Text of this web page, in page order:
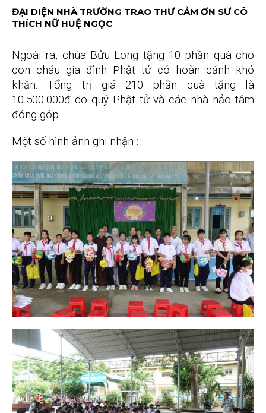
ĐẠI DIỆN NHÀ TRƯỜNG TRAO THƯ CẢM ƠN SƯ CÔ
THÍCH NỮ HUỆ NGỌC
Ngoài ra, chùa Bửu Long tặng 10 phần quà cho
con cháu gia đình Phật tử có hoàn cảnh khó
khăn. Tổng trị giá 210 phần quà tặng là
10.500.000đ do quý Phật tử và các nhà hảo tâm
đóng góp.
Một số hình ảnh ghi nhận :